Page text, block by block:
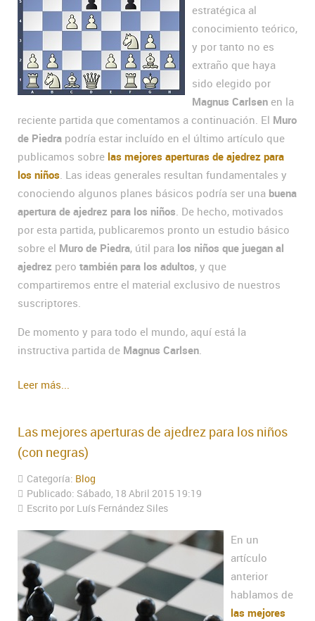
estratégica al
conocimiento teórico,
y por tanto no es
extraño que haya
sido elegido por
Magnus Carlsen en la
reciente partida que comentamos a continuación. El Muro
de Piedra podría estar incluído en el último artículo que
publicamos sobre las mejores aperturas de ajedrez para
los niños. Las ideas generales resultan fundamentales y
conociendo algunos planes básicos podría ser una buena
apertura de ajedrez para los niños. De hecho, motivados
por esta partida, publicaremos pronto un estudio básico
sobre el Muro de Piedra, útil para los niños que juegan al
ajedrez pero también para los adultos, y que
compartiremos entre el material exclusivo de nuestros
suscriptores.
De momento y para todo el mundo, aquí está la
instructiva partida de Magnus Carlsen.
Leer más...
Las mejores aperturas de ajedrez para los niños
(con negras)
Categoría: Blog
Publicado: Sábado, 18 Abril 2015 19:19
Escrito por Luís Fernández Siles
En un
artículo
anterior
hablamos de
las mejores